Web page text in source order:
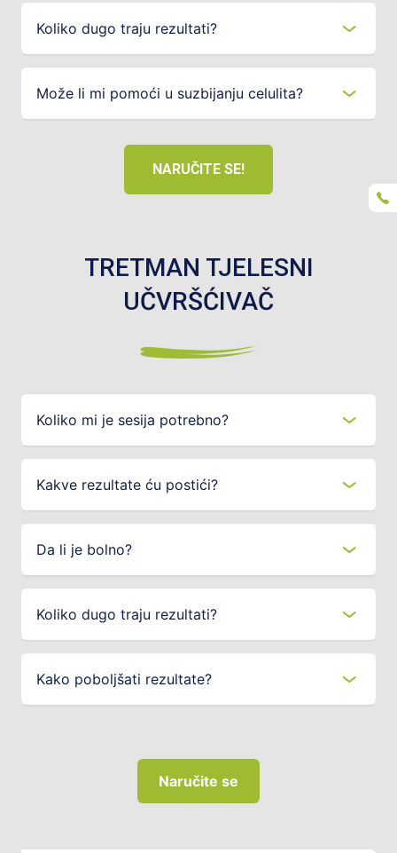
Koliko dugo traju rezultati?
Može li mi pomoći u suzbijanju celulita?
NARUČITE SE!
TRETMAN TJELESNI
UČVRŠĆIVAČ
Koliko mi je sesija potrebno?
Kakve rezultate ću postići?
Da li je bolno?
Koliko dugo traju rezultati?
Kako poboljšati rezultate?
Naručite se